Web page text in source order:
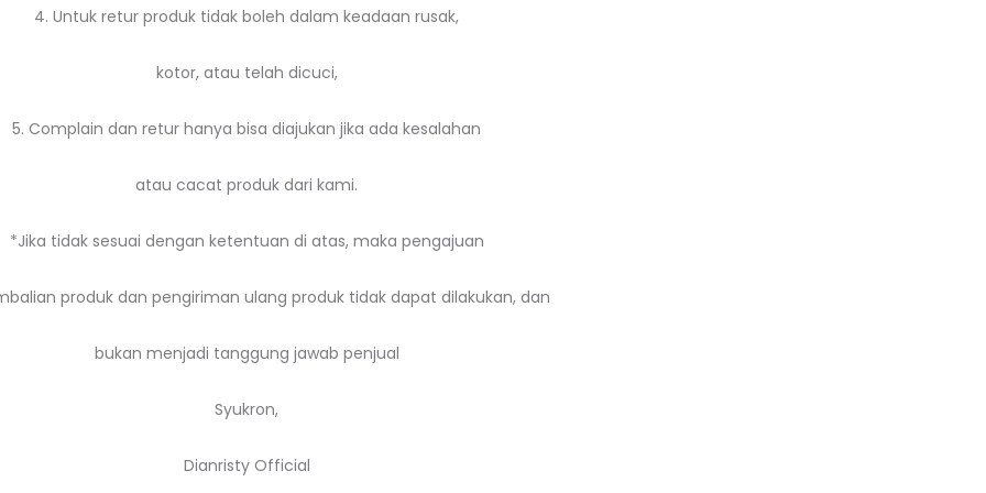
4. Untuk retur produk tidak boleh dalam keadaan rusak,
kotor, atau telah dicuci,
5. Complain dan retur hanya bisa diajukan jika ada kesalahan
atau cacat produk dari kami.
*Jika tidak sesuai dengan ketentuan di atas, maka pengajuan
produk dan pengiriman ulang produk tidak dapat dilakukan, dan
bukan menjadi tanggung jawab penjual
Syukron,
Dianristy Official